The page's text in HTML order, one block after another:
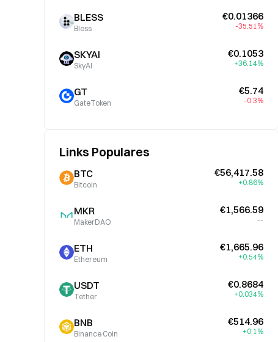
BLESS
Bless
€0.01366
-35.51%
SKYAI
SkyAI
€0.1053
+36.14%
GT
GateToken
€5.74
-0.3%
Links Populares
BTC
Bitcoin
€56,417.58
+0.86%
MKR
MakerDAO
€1,566.59
--
ETH
Ethereum
€1,665.96
+0.54%
USDT
Tether
€0.8684
+0.034%
BNB
Binance Coin
€514.96
+0.1%